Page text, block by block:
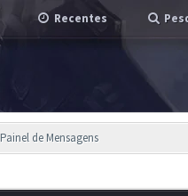
Recentes
Painel de Mensagens